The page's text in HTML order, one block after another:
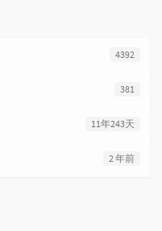
4392
381
11年243天
2 年前